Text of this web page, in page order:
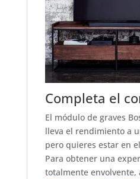
Completa el
El módulo de graves
lleva el rendimiento a
pero quieres estar en
Para obtener una
totalmente envolvente,